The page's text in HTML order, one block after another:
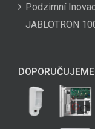
Podzimní
JABLOTRON